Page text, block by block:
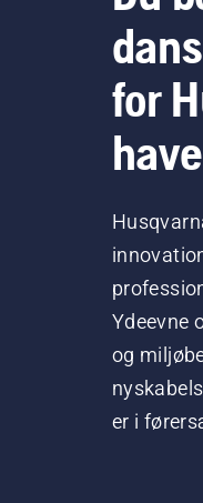
for
have
Ydeevne
og
er i